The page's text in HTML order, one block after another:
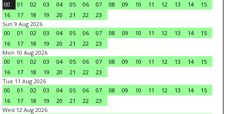
00
01 02 03 04 05 06 07 08 09 10 11 12 13 14
15
16
17 18 19 20 21 22
23
Sun 9 Aug 2026
00
01 02 03 04 05 06 07 08 09 10 11 12 13 14
15
16
17 18 19 20 21 22
23
Mon 10 Aug 2026
00
01 02 03 04 05 06 07 08 09 10 11 12 13 14
15
16
17 18 19 20 21 22
23
Tue 11 Aug 2026
00
01 02 03 04 05 06 07 08 09 10 11 12 13 14
15
16
17 18 19 20 21 22
23
Wed 12 Aug 2026